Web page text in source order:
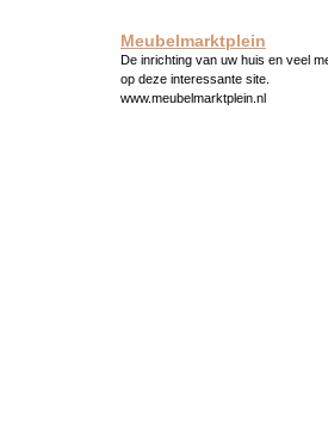
Meubelmarktplein
De inrichting van uw huis en veel
op deze interessante site.
www.meubelmarktplein.nl